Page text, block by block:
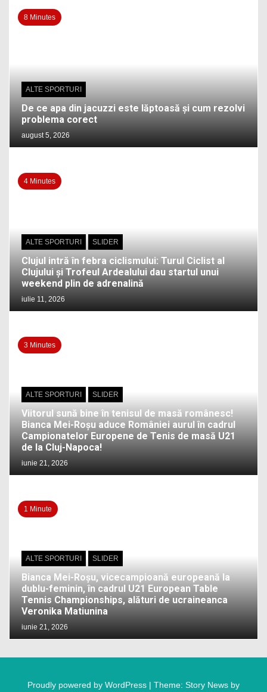
8 Minutes
ALTE SPORTURI
De ce apa din jacuzzi este lăptoasă și cum rezolvi
problema corect
august 5, 2026
4 Minutes
ALTE SPORTURI SLIDER
Clujul intră în febra ciclismului: Turul Ciclist al
Clujului și Trofeul Ardealului dau startul unui
weekend plin de adrenalină
iulie 11, 2026
3 Minutes
ALTE SPORTURI SLIDER
Viitorul sună bine în tenisul de masă românesc!
Bianca Mei-Roșu aduce României aurul în cadrul
Campionatelor Europene de Tenis de masă U21
de la Cluj-Napoca!
iunie 21, 2026
1 Minute
ALTE SPORTURI SLIDER
Bianca Mei-Roșu, vicecampioană europeană la
dublu-feminin, în cadrul U21 European Table
Tennis Championships, alături de ucraineanca
Veronika Matiunina
iunie 21, 2026
Proudly powered by WordPress | Theme: Story News by